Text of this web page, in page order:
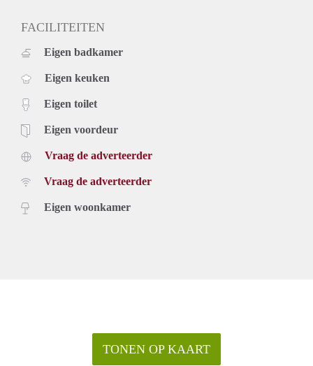
FACILITEITEN
Eigen badkamer
Eigen keuken
Eigen toilet
Eigen voordeur
Vraag de adverteerder
Vraag de adverteerder
Eigen woonkamer
TONEN OP KAART